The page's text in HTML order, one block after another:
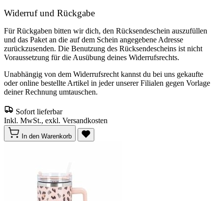
Widerruf und Rückgabe
Für Rückgaben bitten wir dich, den Rücksendeschein auszufüllen
und das Paket an die auf dem Schein angegebene Adresse
zurückzusenden. Die Benutzung des Rücksendescheins ist nicht
Voraussetzung für die Ausübung deines Widerrufsrechts.
Unabhängig von dem Widerrufsrecht kannst du bei uns gekaufte
oder online bestellte Artikel in jeder unserer Filialen gegen Vorlage
deiner Rechnung umtauschen.
Sofort lieferbar
Inkl. MwSt., exkl. Versandkosten
In den Warenkorb